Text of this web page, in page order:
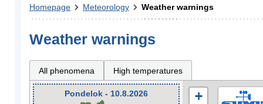
Homepage Meteorology Weather warnings
Weather warnings
All phenomena High temperatures
Pondelok - 10.8.2026
+